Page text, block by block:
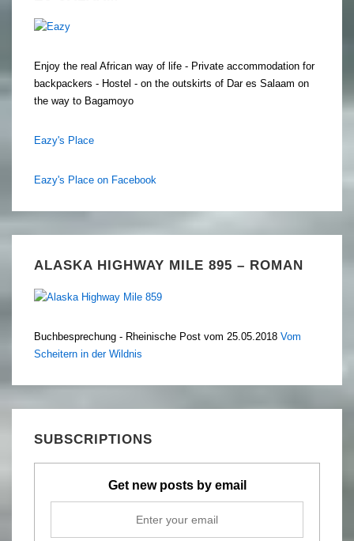
Enjoy the real African way of life - Private accommodation for
backpackers - Hostel - on the outskirts of Dar es Salaam on
the way to Bagamoyo
Eazy's Place
Eazy's Place on Facebook
ALASKA HIGHWAY MILE 895 – ROMAN
Buchbesprechung - Rheinische Post vom 25.05.2018 Vom
Scheitern in der Wildnis
SUBSCRIPTIONS
Get new posts by email